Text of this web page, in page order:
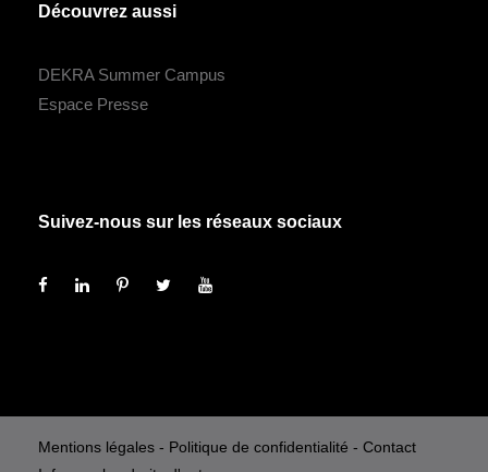
Découvrez aussi
DEKRA Summer Campus
Espace Presse
Suivez-nous sur les réseaux sociaux
Mentions légales - Politique de confidentialité - Contact